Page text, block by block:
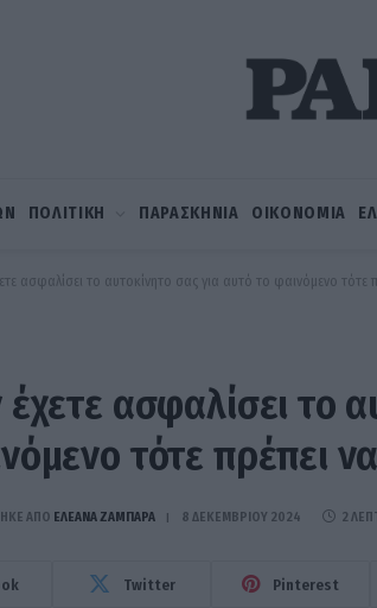
ΠΟΛΙΤΙΚΗ ΠΑΡΑΣΚΗΝΙΑ ΟΙΚΟΝΟΜΙΑ
ασφαλίσει το αυτοκίνητο σας για αυτό το φαινόμενο τότε
ασφαλίσει το
τότε πρέπει
ΑΠΟ ΕΛΕΑΝΑ ΖΑΜΠΑΡΑ 8 ΔΕΚΕΜΒΡΊΟΥ 2024 2
Twitter Pinterest